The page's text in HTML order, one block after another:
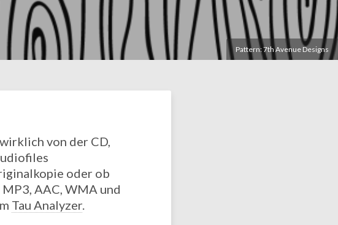
Pattern: 7th Avenue Designs
von der CD,
oder ob
AAC, WMA und
Tau Analyzer.